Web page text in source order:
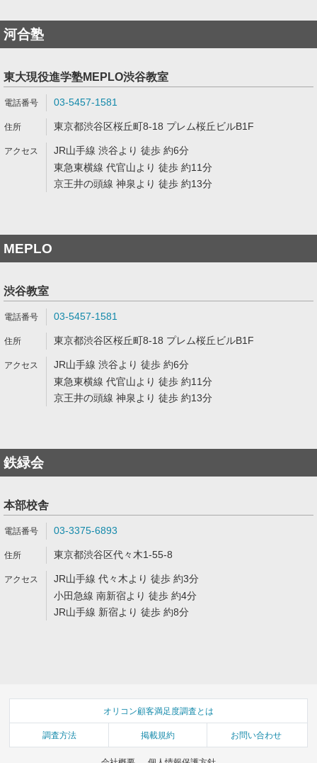
河合塾
東大現役進学塾MEPLO渋谷教室
03-5457-1581
東京都渋谷区桜丘町8-18 プレム桜丘ビルB1F
JR山手線 渋谷より 徒歩 約6分
東急東横線 代官山より 徒歩 約11分
京王井の頭線 神泉より 徒歩 約13分
MEPLO
渋谷教室
03-5457-1581
東京都渋谷区桜丘町8-18 プレム桜丘ビルB1F
JR山手線 渋谷より 徒歩 約6分
東急東横線 代官山より 徒歩 約11分
京王井の頭線 神泉より 徒歩 約13分
鉄緑会
本部校舎
03-3375-6893
東京都渋谷区代々木1-55-8
JR山手線 代々木より 徒歩 約3分
小田急線 南新宿より 徒歩 約4分
JR山手線 新宿より 徒歩 約8分
オリコン顧客満足度調査とは
調査方法 掲載規約 お問い合わせ